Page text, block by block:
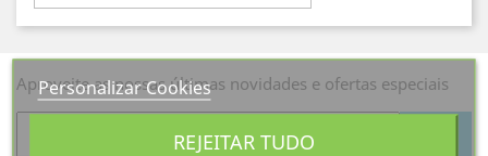
Aproveite as nossas últimas novidades e ofertas especiais
Personalizar Cookies
REJEITAR TUDO